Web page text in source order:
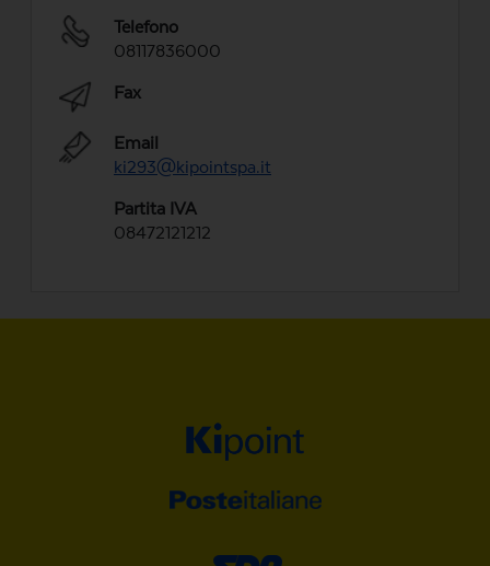
Telefono
08117836000
Fax
Email
ki293@kipointspa.it
Partita IVA
08472121212